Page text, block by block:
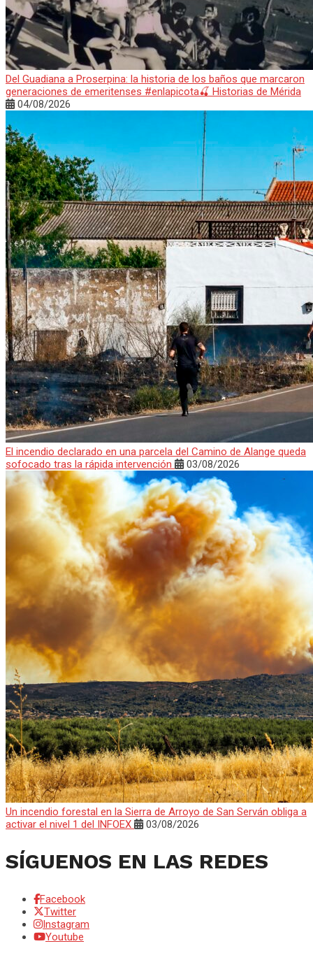
Del Guadiana a Proserpina: la historia de los baños que marcaron
generaciones de emeritenses #enlapicota🍒 Historias de Mérida
04/08/2026
El incendio declarado en una parcela del Camino de Alange queda
sofocado tras la rápida intervención
03/08/2026
Un incendio forestal en la Sierra de Arroyo de San Serván obliga a
activar el nivel 1 del INFOEX
03/08/2026
SÍGUENOS EN LAS REDES
Facebook
Twitter
Instagram
Youtube